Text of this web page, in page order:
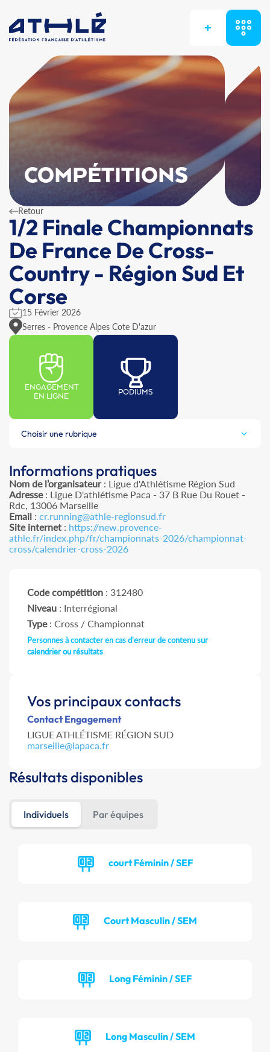
+
COMPÉTITIONS
Retour
1/2 Finale Championnats
De France De Cross-
Country - Région Sud Et
Corse
15 Février 2026
Serres - Provence Alpes Cote D'azur
ENGAGEMENT
EN LIGNE
PODIUMS
Choisir une rubrique
Informations pratiques
Nom de l’organisateur: Ligue d'Athlétisme Région Sud
Adresse: Ligue D'athlétisme Paca - 37 B Rue Du Rouet -
Rdc, 13006 Marseille
Email : cr.running@athle-regionsud.fr
Site internet : https://new.provence-
athle.fr/index.php/fr/championnats-2026/championnat-
cross/calendrier-cross-2026
Code compétition : 312480
Niveau : Interrégional
Type: Cross / Championnat
Personnes à contacter en cas d'erreur de contenu sur
calendrier ou résultats
Vos principaux contacts
Contact Engagement
LIGUE ATHLÉTISME RÉGION SUD
marseille@lapaca.fr
Résultats disponibles
Individuels Par équipes
court Féminin / SEF
Court Masculin / SEM
Long Féminin / SEF
Long Masculin / SEM